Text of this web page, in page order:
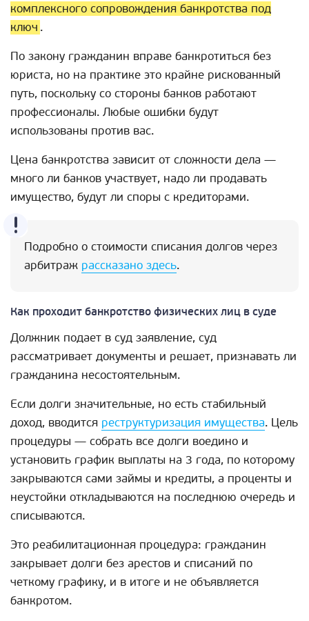
комплексного сопровождения банкротства под
ключ .
По закону гражданин вправе банкротиться без
юриста, но на практике это крайне рискованный
путь, поскольку со стороны банков работают
профессионалы. Любые ошибки будут
использованы против вас.
Цена банкротства зависит от сложности дела —
много ли банков участвует, надо ли продавать
имущество, будут ли споры с кредиторами.
Подробно о стоимости списания долгов через
арбитраж рассказано здесь.
Как проходит банкротство физических лиц в суде
Должник подает в суд заявление, суд
рассматривает документы и решает, признавать ли
гражданина несостоятельным.
Если долги значительные, но есть стабильный
доход, вводится реструктуризация имущества. Цель
процедуры — собрать все долги воедино и
установить график выплаты на 3 года, по которому
закрываются сами займы и кредиты, а проценты и
неустойки откладываются на последнюю очередь и
списываются.
Это реабилитационная процедура: гражданин
закрывает долги без арестов и списаний по
четкому графику, и в итоге и не объявляется
банкротом.